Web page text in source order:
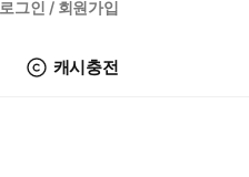
로그인 / 회원가입
캐시충전